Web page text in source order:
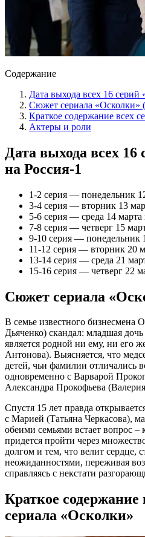
Содержание
Дата выхода всех 16 серий
Сюжет сериала «Осколки»
Краткое содержание всех
Актеры и роли
Дата выхода всех
на Россия-1
1-2 серия — понедельник
3-4 серия — вторник 13
5-6 серия — среда 14 марта
7-8 серия — четверг 15
9-10 серия — понедельник
11-12 серия — вторник 20
13-14 серия — среда 21
15-16 серия — четверг 22
Сюжет сериала
В семье известного бизнесмена
Дьяченко) скандал: младшая
является родной ни ему, ни его
Антонова). Выясняется, что
детей, чьи фамилии отличались
одновременно с Варварой
Александра Прокофьева
Спустя 15 лет правда
с Марией (Татьяна Черкасова),
обеими семьями встает вопрос –
придется пройти через
долгом и тем, что велит сердце,
неожиданностями, переживая
справляясь с некстати
Краткое содержание
сериала «Осколки»